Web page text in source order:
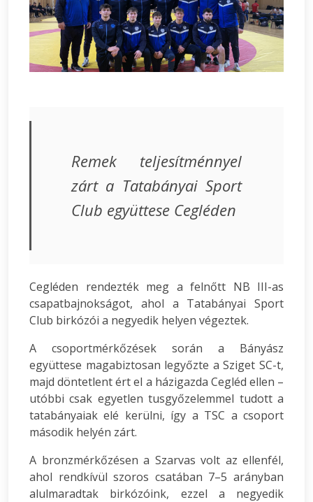
Remek teljesítménnyel
zárt a Tatabányai Sport
Club együttese Cegléden
Cegléden rendezték meg a felnőtt NB III-as
csapatbajnokságot, ahol a Tatabányai Sport
Club birkózói a negyedik helyen végeztek.
A csoportmérkőzések során a Bányász
együttese magabiztosan legyőzte a Sziget SC-t,
majd döntetlent ért el a házigazda Cegléd ellen –
utóbbi csak egyetlen tusgyőzelemmel tudott a
tatabányaiak elé kerülni, így a TSC a csoport
második helyén zárt.
A bronzmérkőzésen a Szarvas volt az ellenfél,
ahol rendkívül szoros csatában 7–5 arányban
alulmaradtak birkózóink, ezzel a negyedik